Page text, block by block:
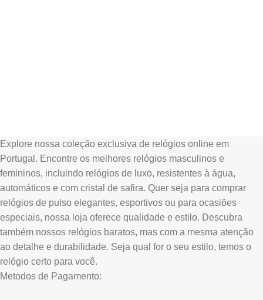
Explore nossa coleção exclusiva de relógios online em
Portugal. Encontre os melhores relógios masculinos e
femininos, incluindo relógios de luxo, resistentes à água,
automáticos e com cristal de safira. Quer seja para comprar
relógios de pulso elegantes, esportivos ou para ocasiões
especiais, nossa loja oferece qualidade e estilo. Descubra
também nossos relógios baratos, mas com a mesma atenção
ao detalhe e durabilidade. Seja qual for o seu estilo, temos o
relógio certo para você.
Metodos de Pagamento: